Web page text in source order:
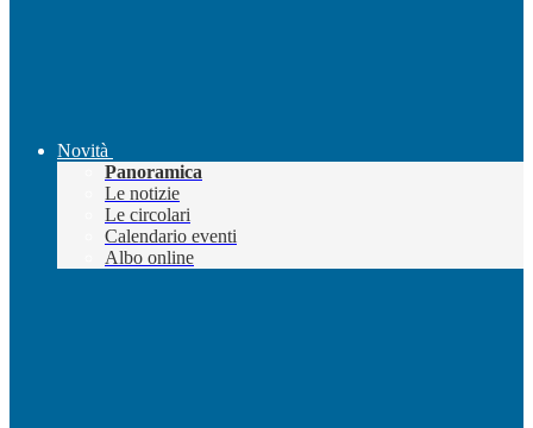
Novità
Panoramica
Le notizie
Le circolari
Calendario eventi
Albo online